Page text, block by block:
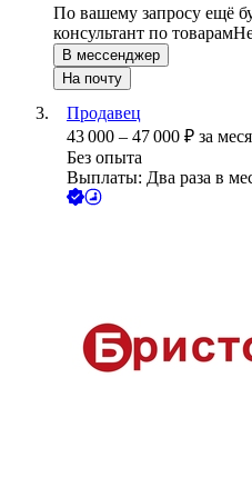
По вашему запросу ещё
консультант по товарам
В мессенджер
На почту
Продавец
43 000 – 47 000 ₽ за
Без опыта
Выплаты: Два раза в